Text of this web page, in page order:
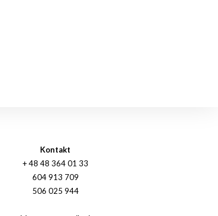
Kontakt
+ 48 48 364 01 33
604 913 709
506 025 944